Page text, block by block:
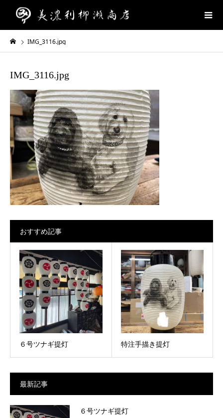
IMG_3116.jpg
IMG_3116.jpg
おすすめ記事
６号ツナギ提灯 特注手描き提灯
最新記事
６号ツナギ提灯